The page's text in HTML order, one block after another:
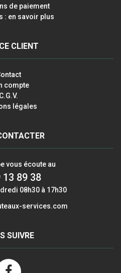
de paiement
: en savoir plus
CLIENT
compte
C.G.V.
légales
vous écoute au
13 89 38
08h30 à 17h30
services.com
SUIVRE